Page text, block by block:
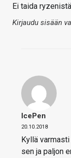
Ei taida
Kirjaudu sisään
IcePen
20.10.2018
Kyllä
sen ja paljon